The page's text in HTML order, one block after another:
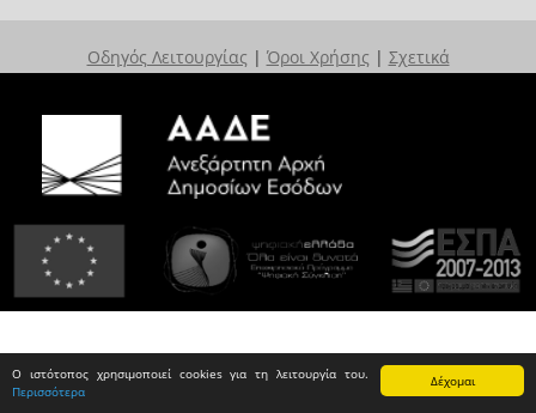
Δέχομαι
Ο ιστότοπος χρησιμοποιεί cookies για τη λειτουργία του.
Περισσότερα
Οδηγός Λειτουργίας | Όροι Χρήσης | Σχετικά